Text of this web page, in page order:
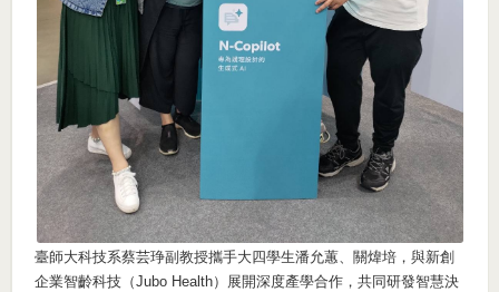
臺師大科技系蔡芸琤副教授攜手大四學生潘允蕙、關煒培，與新創
企業智齡科技（Jubo Health）展開深度產學合作，共同研發智慧決